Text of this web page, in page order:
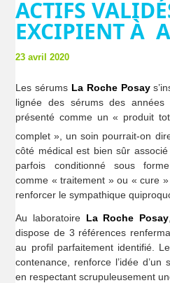
ACTIFS
EXCIPIENT À
23 avril 2020
Les sérums La Roche Posay
lignée des sérums des
présenté comme un « produit
complet », un soin pourrait-on
côté médical est bien sûr
parfois conditionné sous
comme « traitement » ou « cure
renforcer le sympathique
Au laboratoire La Roche Posay
dispose de 3 références
au profil parfaitement identifié.
contenance, renforce l’idée d’un
en respectant scrupuleusement